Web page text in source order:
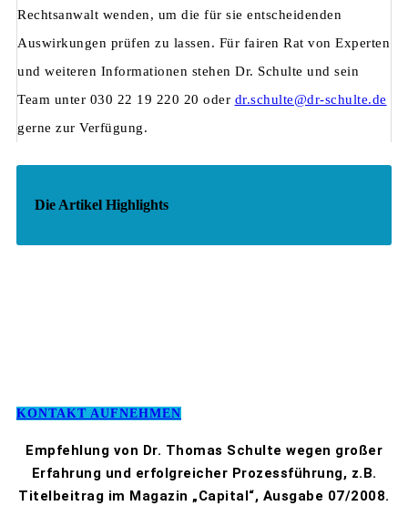
Rechtsanwalt wenden, um die für sie entscheidenden
Auswirkungen prüfen zu lassen. Für fairen Rat von Experten
und weiteren Informationen stehen Dr. Schulte und sein
Team unter 030 22 19 220 20 oder dr.schulte@dr-schulte.de
gerne zur Verfügung.
Die Artikel Highlights
KONTAKT AUFNEHMEN
Empfehlung von Dr. Thomas Schulte wegen großer
Erfahrung und erfolgreicher Prozessführung, z.B.
Titelbeitrag im Magazin „Capital“, Ausgabe 07/2008.